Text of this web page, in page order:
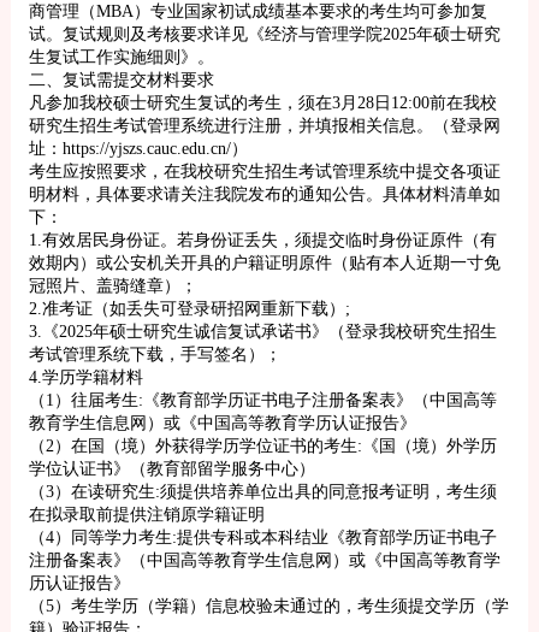
商管理（MBA）专业国家初试成绩基本要求的考生均可参加复
试。复试规则及考核要求详见《经济与管理学院2025年硕士研究
生复试工作实施细则》。
二、复试需提交材料要求
凡参加我校硕士研究生复试的考生，须在3月28日12:00前在我校
研究生招生考试管理系统进行注册，并填报相关信息。（登录网
址：https://yjszs.cauc.edu.cn/）
考生应按照要求，在我校研究生招生考试管理系统中提交各项证
明材料，具体要求请关注我院发布的通知公告。具体材料清单如
下：
1.有效居民身份证。若身份证丢失，须提交临时身份证原件（有
效期内）或公安机关开具的户籍证明原件（贴有本人近期一寸免
冠照片、盖骑缝章）；
2.准考证（如丢失可登录研招网重新下载）;
3.《2025年硕士研究生诚信复试承诺书》（登录我校研究生招生
考试管理系统下载，手写签名）；
4.学历学籍材料
（1）往届考生:《教育部学历证书电子注册备案表》（中国高等
教育学生信息网）或《中国高等教育学历认证报告》
（2）在国（境）外获得学历学位证书的考生:《国（境）外学历
学位认证书》（教育部留学服务中心）
（3）在读研究生:须提供培养单位出具的同意报考证明，考生须
在拟录取前提供注销原学籍证明
（4）同等学力考生:提供专科或本科结业《教育部学历证书电子
注册备案表》（中国高等教育学生信息网）或《中国高等教育学
历认证报告》
（5）考生学历（学籍）信息校验未通过的，考生须提交学历（学